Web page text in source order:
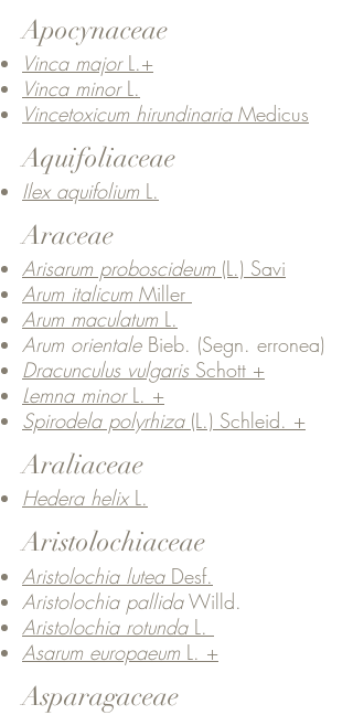
Apocynaceae
Vinca majorL.+
Vinca minorL.
Vincetoxicum hirundinariaMedicus
Aquifoliaceae
Ilex aquifolium L.
Araceae
Arisarum proboscideum (L.) Savi
Arum italicum Miller
Arum maculatum L.
Arum orientaleBieb. (Segn. erronea)
Dracunculus vulgarisSchott +
Lemna minorL. +
Spirodela polyrhiza(L.) Schleid. +
Araliaceae
Hedera helix L.
Aristolochiaceae
Aristolochia luteaDesf.
Aristolochia pallidaWilld.
Aristolochia rotundaL.
Asarum europaeum L. +
Asparagaceae